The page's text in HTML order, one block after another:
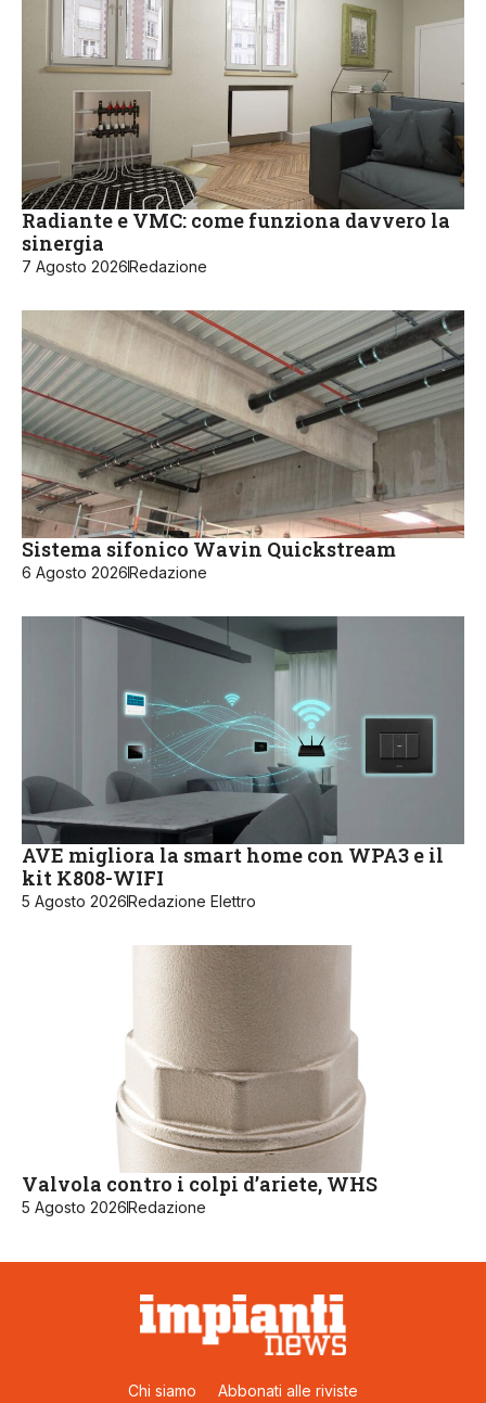
Radiante e VMC: come funziona davvero la
sinergia
7 Agosto 2026Redazione
Sistema sifonico Wavin Quickstream
6 Agosto 2026Redazione
AVE migliora la smart home con WPA3 e il
kit K808-WIFI
5 Agosto 2026Redazione Elettro
Valvola contro i colpi d’ariete, WHS
5 Agosto 2026Redazione
Chi siamo Abbonati alle riviste